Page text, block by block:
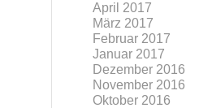
April 2017
März 2017
Februar 2017
Januar 2017
Dezember 2016
November 2016
Oktober 2016